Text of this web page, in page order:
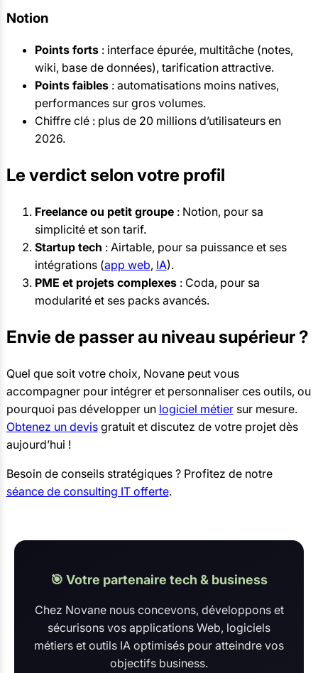
Notion
Points forts: interface épurée, multitâche (notes,
wiki, base de données), tarification attractive.
Points faibles: automatisations moins natives,
performances sur gros volumes.
Chiffre clé : plus de 20 millions d’utilisateurs en
2026.
Le verdict selon votre profil
Freelance ou petit groupe: Notion, pour sa
simplicité et son tarif.
Startup tech : Airtable, pour sa puissance et ses
intégrations (app web, IA).
PME et projets complexes: Coda, pour sa
modularité et ses packs avancés.
Envie de passer au niveau supérieur ?
Quel que soit votre choix, Novane peut vous
accompagner pour intégrer et personnaliser ces outils, ou
pourquoi pas développer un logiciel métiersur mesure.
Obtenez un devisgratuit et discutez de votre projet dès
aujourd’hui !
Besoin de conseils stratégiques ? Profitez de notre
séance de consulting IT offerte.
🎯 Votre partenaire tech & business
Chez Novane nous concevons, développons et
sécurisons vos applications Web, logiciels
métiers et outils IA optimisés pour atteindre vos
objectifs business.